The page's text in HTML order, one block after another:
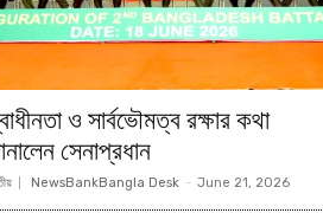
ও সার্বভৌমত্ব রক্ষার কথা
সেনাপ্রধান
NewsBankBangla Desk - June 21, 2026